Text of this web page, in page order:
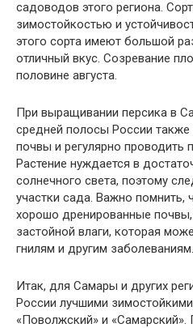
садоводов этого региона.
зимостойкостью и
этого сорта имеют большой
отличный вкус. Созревание
половине августа.
При выращивании персика в
средней полосы России
почвы и регулярно проводить
Растение нуждается в
солнечного света, поэтому
участки сада. Важно помнить,
хорошо дренированные
застойной влаги, которая
гнилям и другим заболеваниям.
Итак, для Самары и других
России лучшими
«Поволжский» и